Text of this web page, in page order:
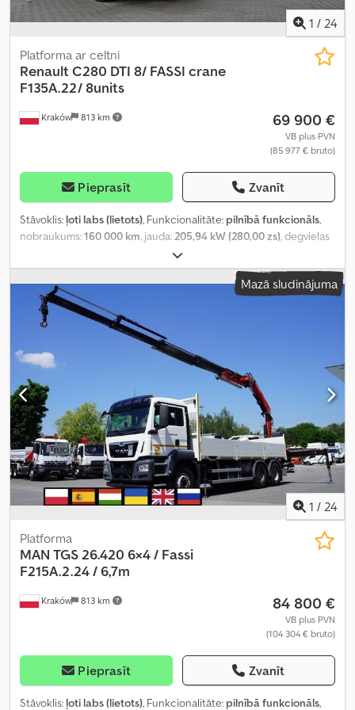
1 / 24
Kraków 813 km
Platforma ar celtni
Renault C280 DTI 8/ FASSI crane
F135A.22/ 8units
69 900 €
VB plus PVN
(85 977 € bruto)
Pieprasīt Zvanīt
Stāvoklis: ļoti labs (lietots), Funkcionalitāte: pilnībā funkcionāls,
nobraukums:160 000 km, jauda:205,94 kW (280,00 zs), degvielas
, tukšais svars:
kravnesība:8 030 kg, kopējais svars:19 000 kg, asu konfigurācija:
4x2, riteņu bāze:5 250 mm, krāsa:balts, vadītāja kabīne:dienas
kabīne, pārnesuma veids:
krautuves garums:6 200 mm
, iekraušanas telpas augstums:
Aprīkojums:
AdBlue, Tahogrāfs, celtnis, gaisa kondicionēšana,
kruīza kontrole
Mazā sludinājuma
1 / 24
Kraków 813 km
Platforma
MAN TGS 26.420 6×4 / Fassi
F215A.2.24 / 6,7m
84 800 €
VB plus PVN
(104 304 € bruto)
Pieprasīt Zvanīt
Stāvoklis: ļoti labs (lietots), Funkcionalitāte: pilnībā funkcionāls,